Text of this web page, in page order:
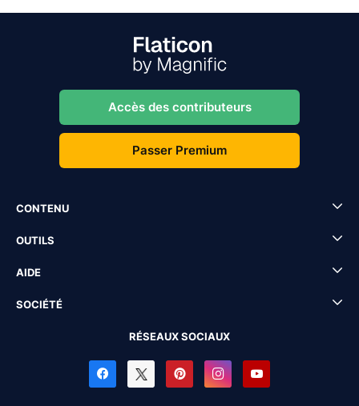
Accès des contributeurs
Passer Premium
CONTENU
OUTILS
AIDE
SOCIÉTÉ
RÉSEAUX SOCIAUX